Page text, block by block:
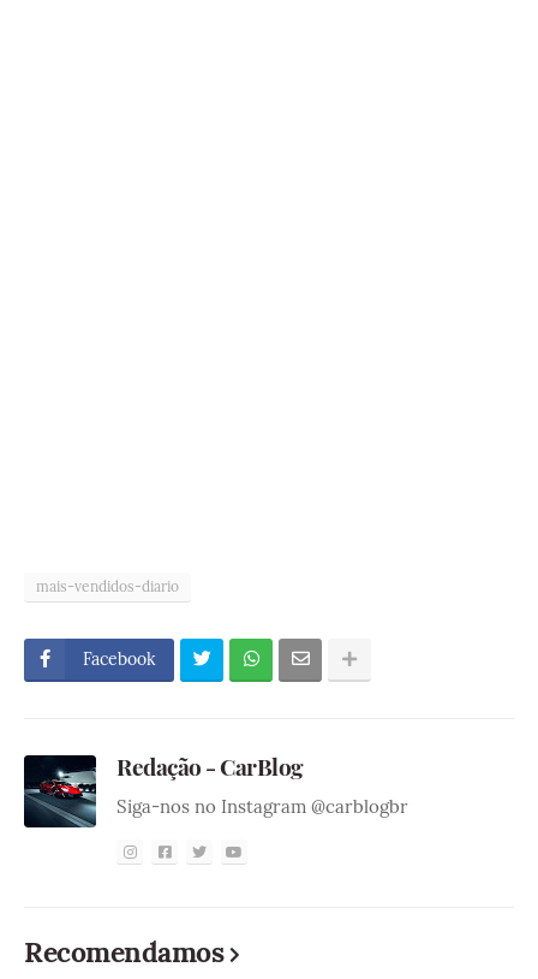
mais-vendidos-diario
Facebook
Redação - CarBlog
Siga-nos no Instagram @carblogbr
Recomendamos